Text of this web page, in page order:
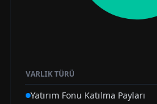
VARLIK TÜRÜ
Yatırım Fonu Katılma Payları